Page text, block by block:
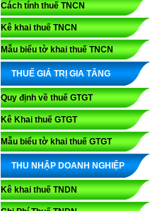
Cách tính thuế TNCN
Kê khai thuế TNCN
Mẫu biểu tờ khai thuế TNCN
THUẾ GIÁ TRỊ GIA TĂNG
Quy định về thuế GTGT
Kê Khai thuế GTGT
Mẫu biểu tờ khai thuế GTGT
THU NHẬP DOANH NGHIỆP
Kê khai thuế TNDN